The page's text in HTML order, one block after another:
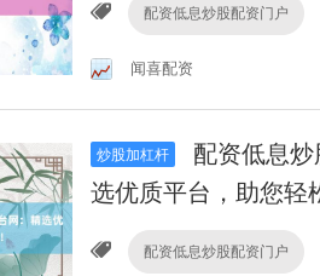
配资低息炒股配资门户
闻喜配资
炒股加杠杆
配资低息
选优质平台，助您轻
配资低息炒股配资门户